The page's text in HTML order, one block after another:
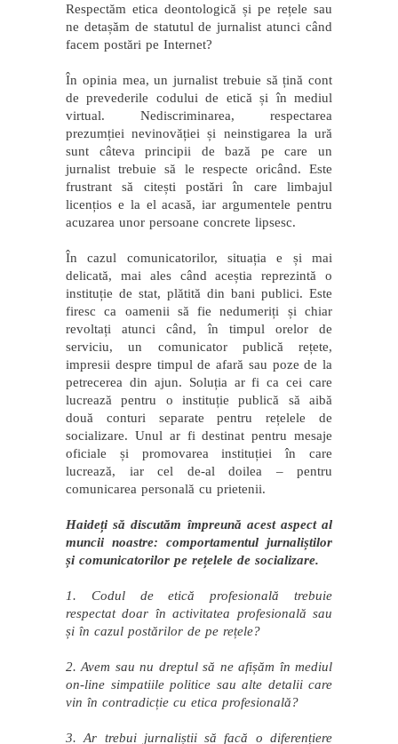
Respectăm etica deontologică și pe rețele sau
ne detașăm de statutul de jurnalist atunci când
facem postări pe Internet?
În opinia mea, un jurnalist trebuie să țină cont
de prevederile codului de etică și în mediul
virtual. Nediscriminarea, respectarea
prezumției nevinovăției și neinstigarea la ură
sunt câteva principii de bază pe care un
jurnalist trebuie să le respecte oricând. Este
frustrant să citești postări în care limbajul
licențios e la el acasă, iar argumentele pentru
acuzarea unor persoane concrete lipsesc.
În cazul comunicatorilor, situația e și mai
delicată, mai ales când aceștia reprezintă o
instituție de stat, plătită din bani publici. Este
firesc ca oamenii să fie nedumeriți și chiar
revoltați atunci când, în timpul orelor de
serviciu, un comunicator publică rețete,
impresii despre timpul de afară sau poze de la
petrecerea din ajun. Soluția ar fi ca cei care
lucrează pentru o instituție publică să aibă
două conturi separate pentru rețelele de
socializare. Unul ar fi destinat pentru mesaje
oficiale și promovarea instituției în care
lucrează, iar cel de-al doilea – pentru
comunicarea personală cu prietenii.
Haideți să discutăm împreună acest aspect al
muncii noastre: comportamentul jurnaliștilor
și comunicatorilor pe rețelele de socializare.
1. Codul de etică profesională trebuie
respectat doar în activitatea profesională sau
și în cazul postărilor de pe rețele?
2. Avem sau nu dreptul să ne afișăm în mediul
on-line simpatiile politice sau alte detalii care
vin în contradicție cu etica profesională?
3. Ar trebui jurnaliștii să facă o diferențiere